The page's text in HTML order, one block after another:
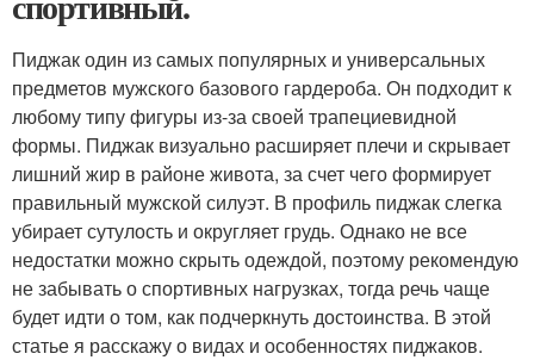
Пиджак один из самых популярных и универсальных
предметов мужского базового гардероба. Он подходит к
любому типу фигуры из-за своей трапециевидной
формы. Пиджак визуально расширяет плечи и скрывает
лишний жир в районе живота, за счет чего формирует
правильный мужской силуэт. В профиль пиджак слегка
убирает сутулость и округляет грудь. Однако не все
недостатки можно скрыть одеждой, поэтому рекомендую
не забывать о спортивных нагрузках, тогда речь чаще
будет идти о том, как подчеркнуть достоинства. В этой
статье я расскажу о видах и особенностях пиджаков.